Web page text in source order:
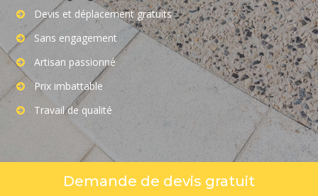
Devis et déplacement gratuits
Sans engagement
Artisan passionné
Prix imbattable
Travail de qualité
Demande de devis gratuit